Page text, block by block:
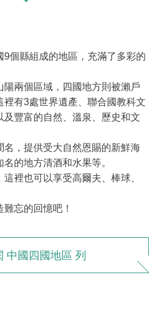
9個縣組成的地區，充滿了多彩的
陽兩個區域，四國地方則被瀨戶
裡有3處世界遺產、聯合國教科文
及豐富的自然、溫泉、歷史和文
名，提供受大自然恩賜的新鮮海
的地方清酒和水果等。
裡也可以享受高爾夫、棒球、
忘的回憶吧！
中國四國地區 列